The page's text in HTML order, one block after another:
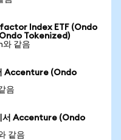
Index ETF (Ondo
Tokenized)
같음
Accenture (Ondo
음
서 Accenture (Ondo
같음